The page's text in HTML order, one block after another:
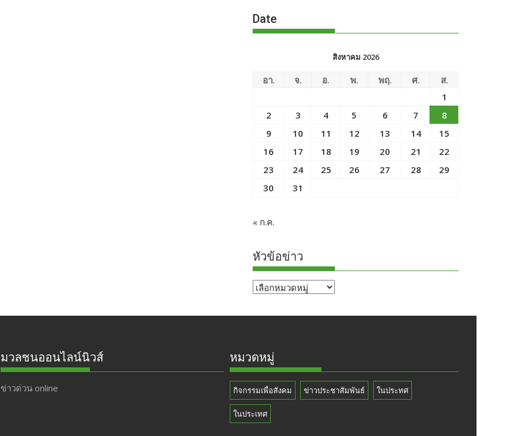
Date
สิงหาคม 2026
อา. จ. อ. พ. พฤ. ศ.
ส.
1
2
3 4 5 6 7
8
9
10 11 12 13 14
15
16
17 18 19 20 21
22
23
24 25 26 27 28
29
30
31
« ก.ค.
หัวข้อข่าว
หัวข้อ
มวลชนออนไลน์นิวส์
ข่าวด่วน online
หมวดหมู่
กิจกรรมเพื่อสังคม ข่าวประชาสัมพันธ์ ในประทศ
ในประเทศ